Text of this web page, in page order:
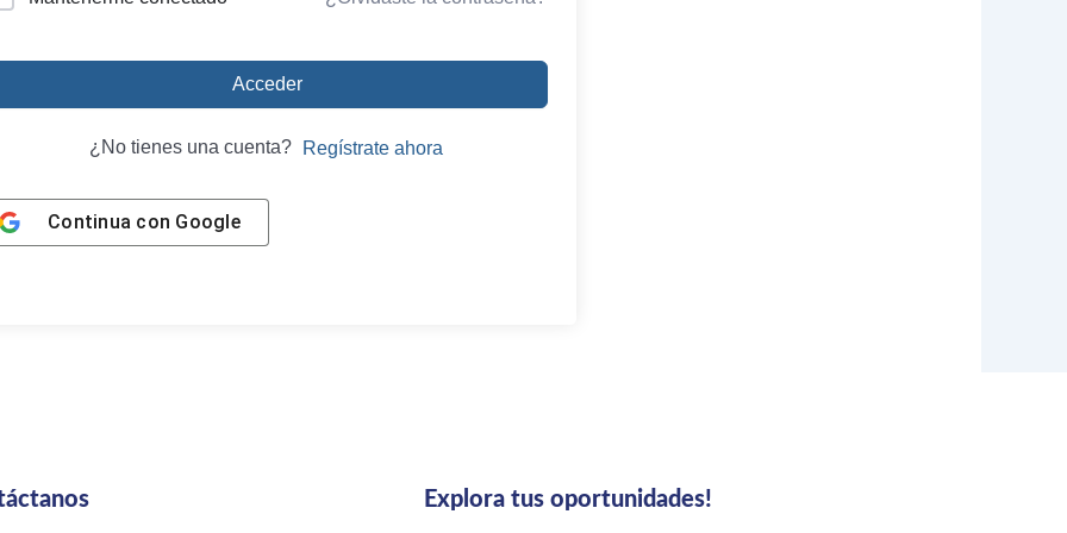
Acceder
¿No tienes una cuenta? Regístrate ahora
Continua con Google
Explora tus oportunidades!